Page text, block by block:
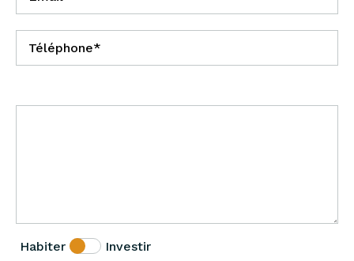
Habiter Investir